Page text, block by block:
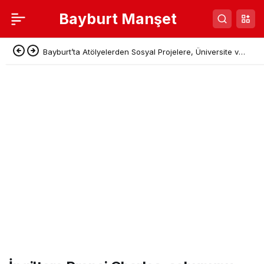
Bayburt Manşet
Bayburt’ta Atölyelerden Sosyal Projelere, Üniversite ve